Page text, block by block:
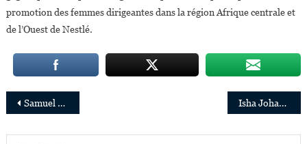
promotion des femmes dirigeantes dans la région Afrique centrale et
de l’Ouest de Nestlé.
Navigation
de
Samuel Alemayehu, concepteur de la plus grande usine en Afrique de conversion de déchets en énergie Isha Johansen, l’unique femme présidente d’une fédération nationale de football en Afrique